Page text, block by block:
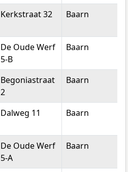
Kerkstraat 32 Baarn
De Oude Werf
5-B
Baarn
Begoniastraat
2
Baarn
Dalweg 11 Baarn
De Oude Werf
5-A
Baarn